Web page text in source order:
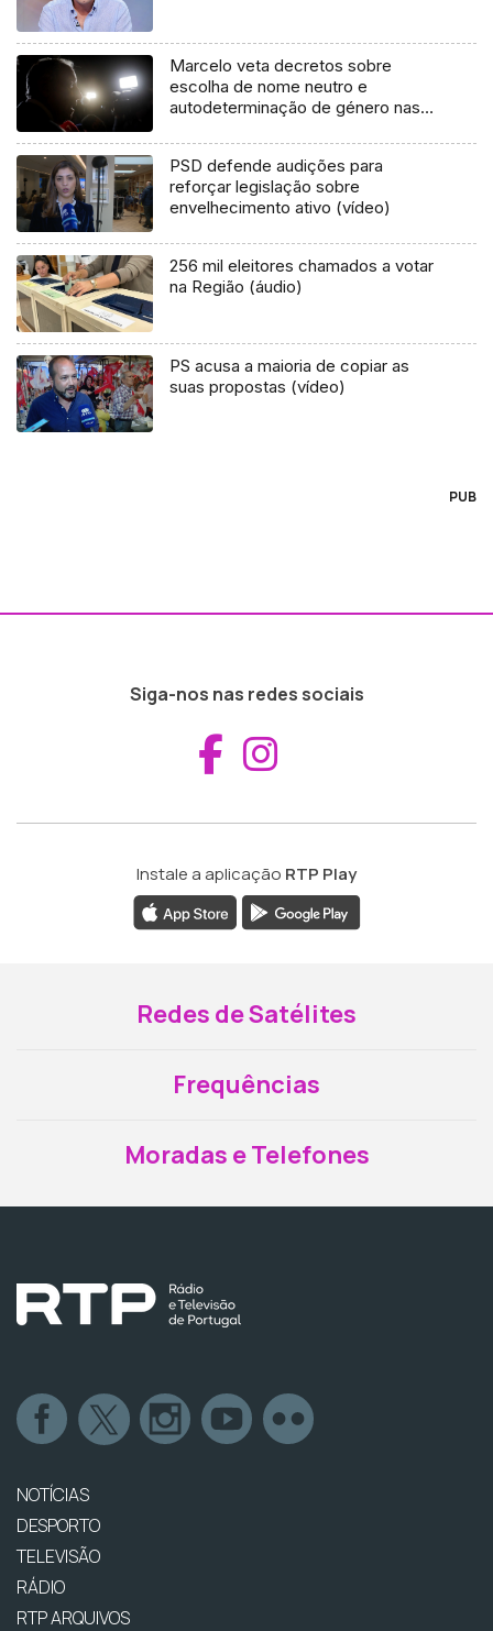
Marcelo veta decretos sobre
escolha de nome neutro e
autodeterminação de género nas
PSD defende audições para
reforçar legislação sobre
envelhecimento ativo (vídeo)
256 mil eleitores chamados a votar
na Região (áudio)
PS acusa a maioria de copiar as
suas propostas (vídeo)
PUB
Siga-nos nas redes sociais
Aceder ao
Instale a aplicação RTP Play
Redes de Satélites
Frequências
Moradas e Telefones
NOTÍCIAS
DESPORTO
TELEVISÃO
RÁDIO
RTP ARQUIVOS